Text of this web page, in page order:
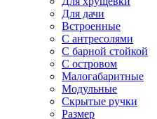
Для дачи
Встроенные
С антресолями
С барной стойкой
С островом
Малогабаритные
Модульные
Скрытые ручки
Размер